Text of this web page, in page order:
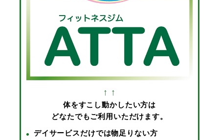
↑ ↑
体をすこし動かしたい方は
どなたでもご利用いただけます。
デイサービスだけでは物足りない方